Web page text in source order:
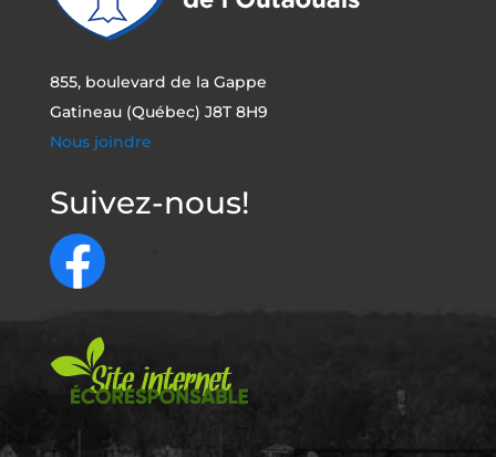
855, boulevard de la Gappe
Gatineau (Québec) J8T 8H9
Nous joindre
Suivez-nous!